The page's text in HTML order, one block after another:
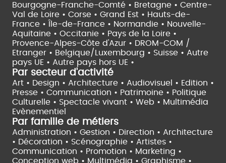
Bourgogne-Franche-Comté • Bretagne • Centre-
Val de Loire • Corse • Grand Est • Hauts-de-
France •
Île-de-France • Normandie • Nouvelle-
Aquitaine • Occitanie • Pays de la Loire •
Provence-Alpes-Côte d'Azur • DROM-COM /
Etranger • Belgique/Luxembourg • Suisse • Autre
pays UE • Autre pays hors UE •
Par secteur d'activité
Art • Design • Architecture • Audiovisuel • Edition •
Presse • Communication • Patrimoine • Politique
Culturelle • Spectacle vivant • Web • Multimédia
Evènementiel
Par famille de métiers
Administration • Gestion • Direction • Architecture
• Décoration • Scénographie • Artistes •
Communication • Promotion • Marketing •
Conception web • Multimédia • Graphisme •